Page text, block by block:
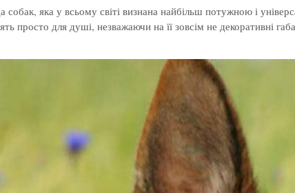
яка у всьому світі визнана найбільш потужною і
просто для душі, незважаючи на її зовсім не декоративні